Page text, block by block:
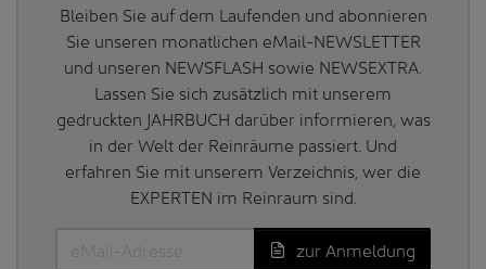
Bleiben Sie auf dem Laufenden und abonnieren
Sie unseren monatlichen eMail-NEWSLETTER
und unseren NEWSFLASH sowie NEWSEXTRA.
Lassen Sie sich zusätzlich mit unserem
gedruckten JAHRBUCH darüber informieren, was
in der Welt der Reinräume passiert. Und
erfahren Sie mit unserem Verzeichnis, wer die
EXPERTEN im Reinraum sind.
zur Anmeldung